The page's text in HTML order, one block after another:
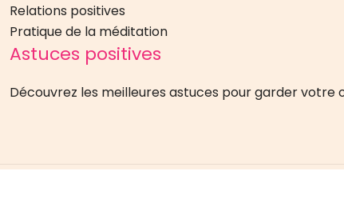
Relations positives
Pratique de la méditation
Astuces positives
Découvrez les meilleures astuces pour garder votre